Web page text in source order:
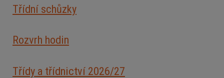
Třídní schůzky
Rozvrh hodin
Třídy a třídnictví 2026/27